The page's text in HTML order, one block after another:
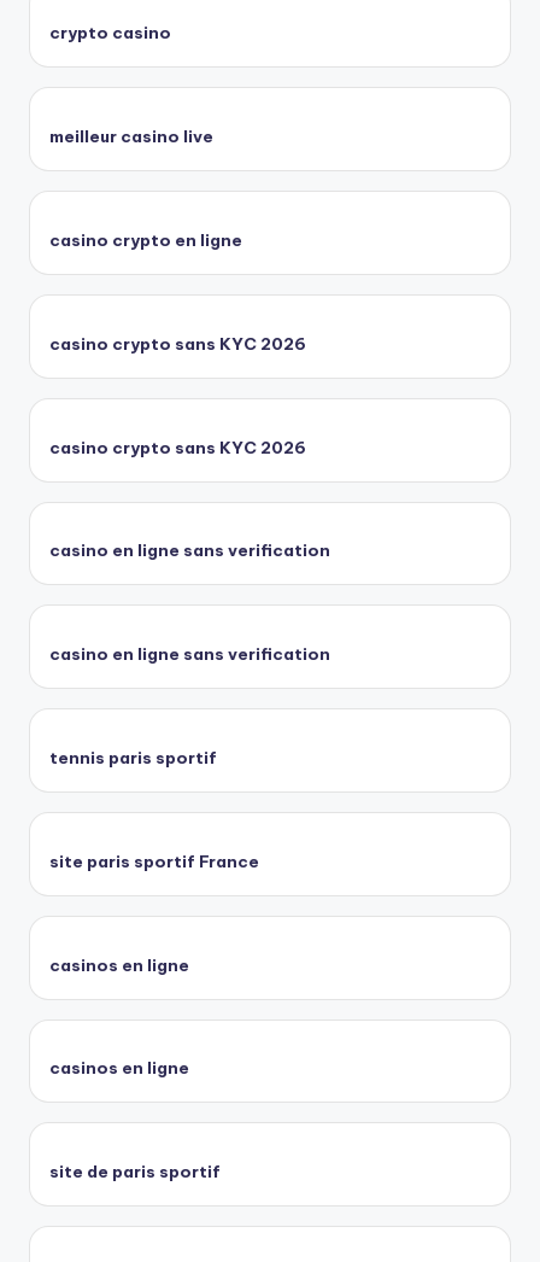
crypto casino
meilleur casino live
casino crypto en ligne
casino crypto sans KYC 2026
casino crypto sans KYC 2026
casino en ligne sans verification
casino en ligne sans verification
tennis paris sportif
site paris sportif France
casinos en ligne
casinos en ligne
site de paris sportif